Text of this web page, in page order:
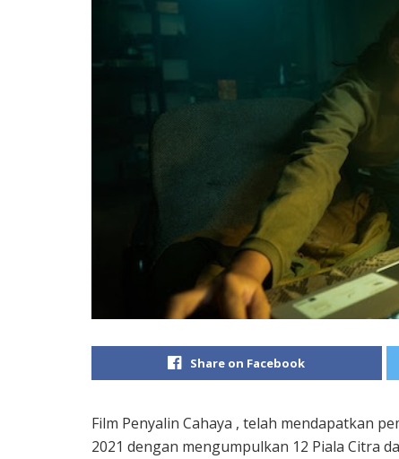
Share on Facebook
Film Penyalin Cahaya , telah mendapatkan
2021 dengan mengumpulkan 12 Piala Citra